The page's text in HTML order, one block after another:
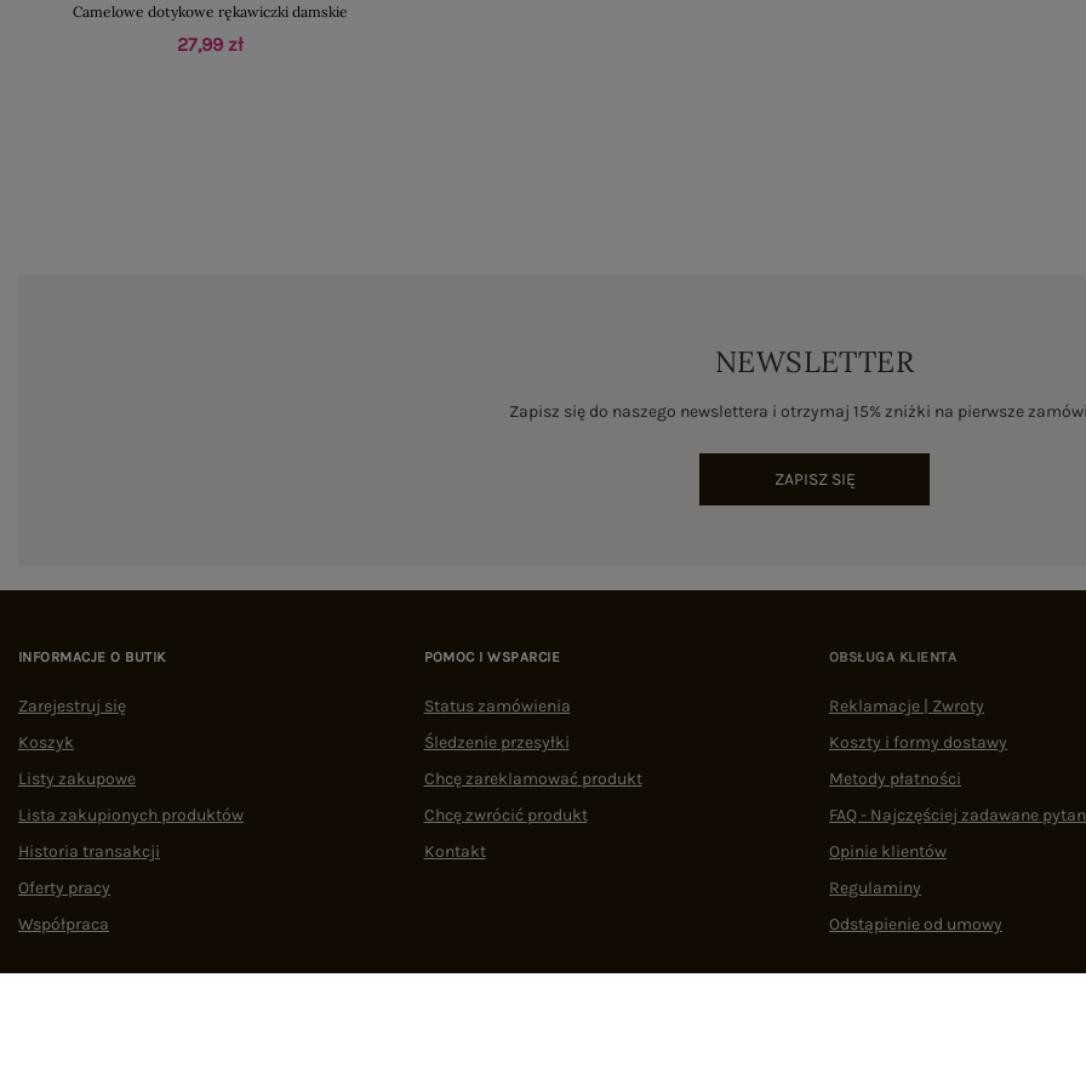
Camelowe dotykowe rękawiczki damskie
27,99 zł
NEWSLETTER
Zapisz się do naszego newslettera i otrzymaj 15% zniżki na pierwsze
ZAPISZ SIĘ
INFORMACJE O BUTIK
Zarejestruj się
Koszyk
Listy zakupowe
Lista zakupionych produktów
Historia transakcji
Oferty pracy
Współpraca
POMOC I WSPARCIE
Status zamówienia
Śledzenie przesyłki
Chcę zareklamować produkt
Chcę zwrócić produkt
Kontakt
OBSŁUGA KLIENTA
Reklamacje | Zwroty
Koszty i formy dostawy
Metody płatności
FAQ - Najczęściej zadawane
Opinie klientów
Regulaminy
Odstąpienie od umowy